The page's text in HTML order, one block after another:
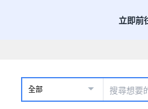
立即前
全部